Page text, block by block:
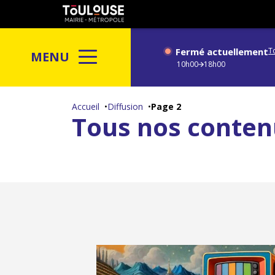
Gestion de vos préférences sur les cookies
au
principal
Toulouse
MENU Fermé actuellement
10h00 18h00
Accueil Diffusion Page 2
Tous nos